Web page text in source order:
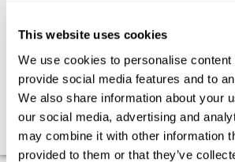
This website uses cookies
We use cookies to personalise content
provide social media features and to
We also share information about your
our social media, advertising and
may combine it with other information
provided to them or that they’ve
Vsetíně. Dále spolupracuje s
jako je Bomma, Rückl či Lasvit.
malosériovou i velkosériovou
kolekce pod vlastní značkou.